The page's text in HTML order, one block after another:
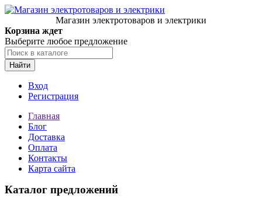
Магазин электротоваров и электрики
Корзина ждет
Выберите любое предложение
Найти
Вход
Регистрация
Главная
Блог
Доставка
Оплата
Контакты
Карта сайта
Каталог предложений